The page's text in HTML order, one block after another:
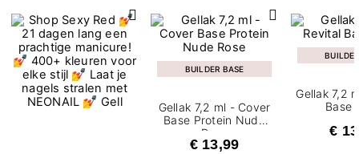
BUILDER BASE
Gellak 7,2 ml - Cover
Base Protein Nude
Rose
€ 13,99
Gellak 7,2
Base
€